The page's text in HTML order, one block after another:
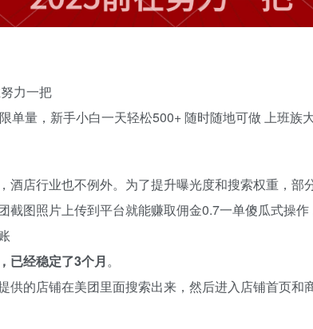
力一把
单量，新手小白一天轻松500+ 随时随地可做 上班族
酒店行业也不例外。为了提升曝光度和搜索权重，部
截图照片上传到平台就能赚取佣金0.7一单傻瓜式操
已经稳定了3个月。
供的店铺在美团里面搜索出来，然后进入店铺首页和